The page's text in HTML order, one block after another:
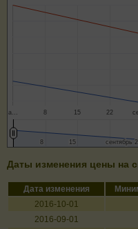
а… 8 15 22
сентябрь
сентябрь
8
8 15
15
Даты изменения цены на
Дата изменения
2016-10-01
2016-09-01